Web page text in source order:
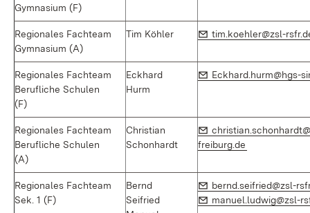
Gymnasium (F)
Regionales Fachteam
Gymnasium (A)
Tim Köhler E-Mail:
tim.koehler@zsl-
Regionales Fachteam
Berufliche Schulen
(F)
Eckhard
Hurm
E-Mail:
Eckhard.hurm@hgs-
Regionales Fachteam
Berufliche Schulen
(A)
Christian
Schonhardt
E-Mail:
freiburg.de
Regionales Fachteam
Sek. 1 (F)
Bernd
Seifried
E-Mail:
bernd.seifried@zsl-
E-Mail:
manuel.ludwig@zsl-